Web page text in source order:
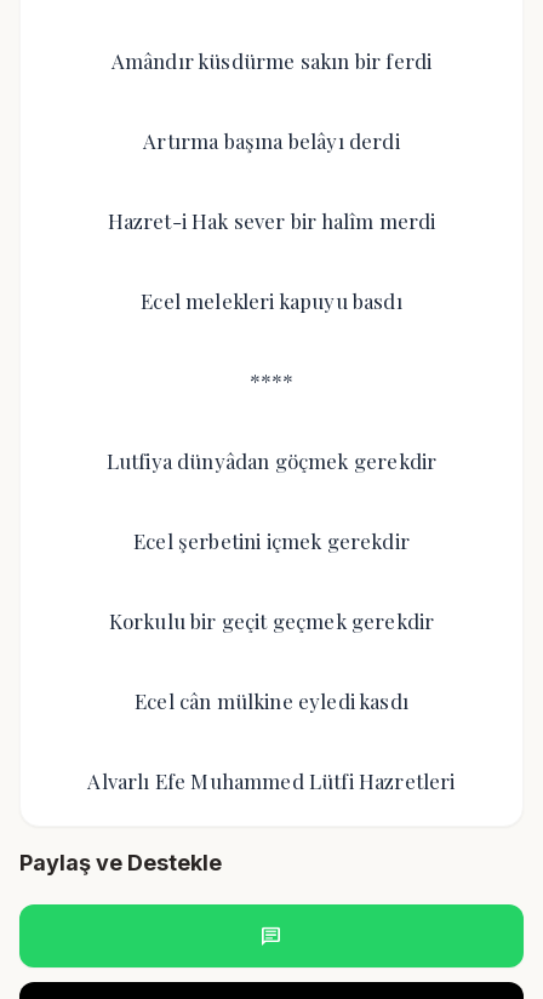
Amândır küsdürme sakın bir ferdi
Artırma başına belâyı derdi
Hazret-i Hak sever bir halîm merdi
Ecel melekleri kapuyu basdı
****
Lutfiya dünyâdan göçmek gerekdir
Ecel şerbetini içmek gerekdir
Korkulu bir geçit geçmek gerekdir
Ecel cân mülkine eyledi kasdı
Alvarlı Efe Muhammed Lütfi Hazretleri
Paylaş ve Destekle
chat